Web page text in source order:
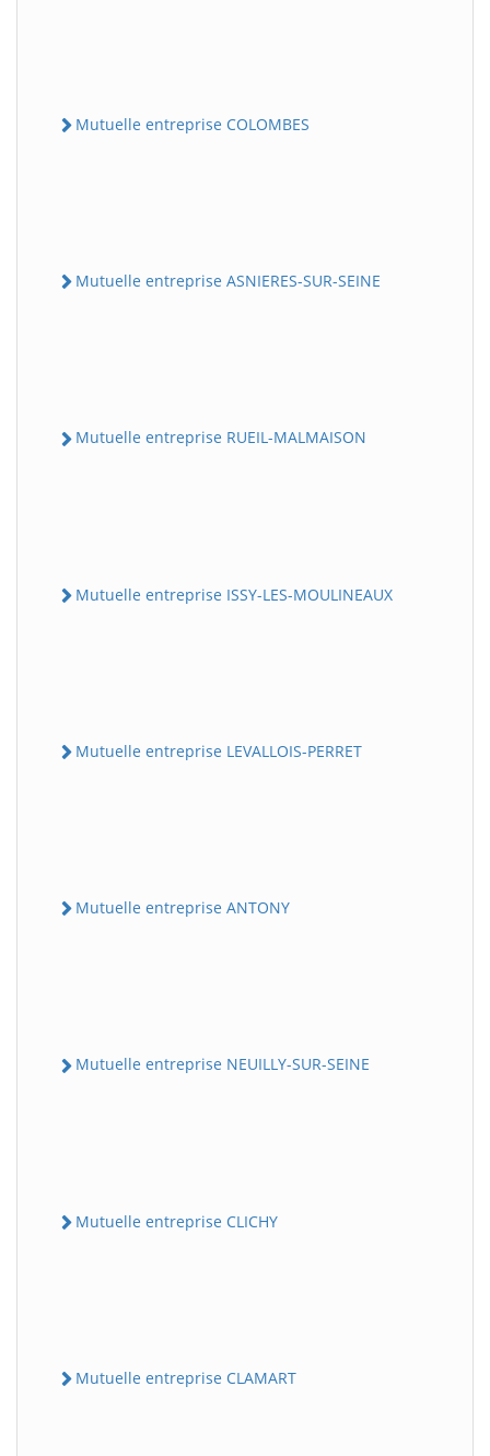
Mutuelle entreprise COLOMBES
Mutuelle entreprise ASNIERES-SUR-SEINE
Mutuelle entreprise RUEIL-MALMAISON
Mutuelle entreprise ISSY-LES-MOULINEAUX
Mutuelle entreprise LEVALLOIS-PERRET
Mutuelle entreprise ANTONY
Mutuelle entreprise NEUILLY-SUR-SEINE
Mutuelle entreprise CLICHY
Mutuelle entreprise CLAMART